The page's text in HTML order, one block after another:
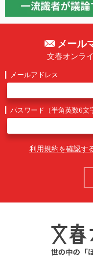
メール
文春オンラ
メールアドレス
パスワード（半角英数6文
利用規約を確認す